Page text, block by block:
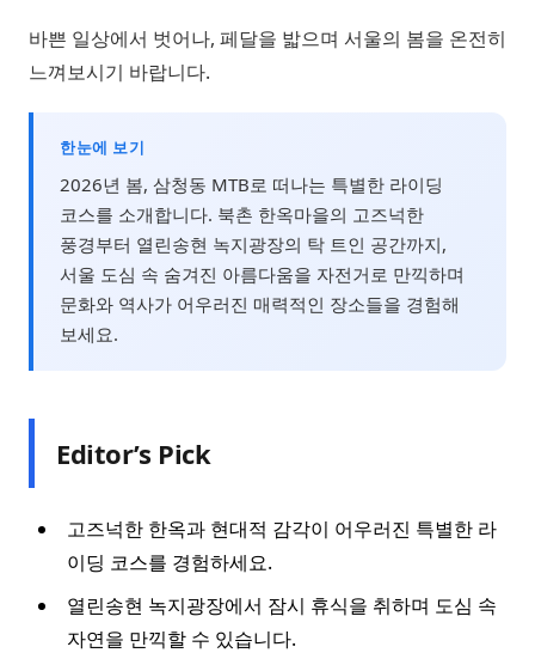
바쁜 일상에서 벗어나, 페달을 밟으며 서울의 봄을 온전히
느껴보시기 바랍니다.
한눈에 보기
2026년 봄, 삼청동 MTB로 떠나는 특별한 라이딩
코스를 소개합니다. 북촌 한옥마을의 고즈넉한
풍경부터 열린송현 녹지광장의 탁 트인 공간까지,
서울 도심 속 숨겨진 아름다움을 자전거로 만끽하며
문화와 역사가 어우러진 매력적인 장소들을 경험해
보세요.
Editor’s Pick
고즈넉한 한옥과 현대적 감각이 어우러진 특별한 라
이딩 코스를 경험하세요.
열린송현 녹지광장에서 잠시 휴식을 취하며 도심 속
자연을 만끽할 수 있습니다.